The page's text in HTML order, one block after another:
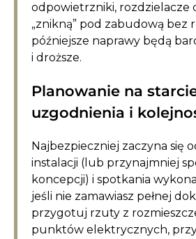
odpowietrzniki, rozdzielacze
„znikną” pod zabudową bez
późniejsze naprawy będą
i droższe.
Planowanie na
uzgodnienia i
Najbezpieczniej zaczyna się
instalacji (lub przynajmniej
koncepcji) i spotkania
jeśli nie zamawiasz pełnej
przygotuj rzuty z
punktów elektrycznych,